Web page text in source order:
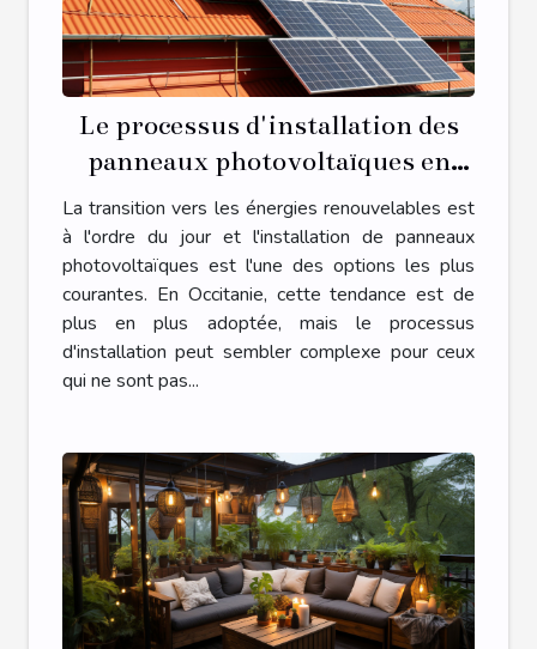
Le processus d'installation des
panneaux photovoltaïques en
Occitanie
La transition vers les énergies renouvelables est
à l'ordre du jour et l'installation de panneaux
photovoltaïques est l'une des options les plus
courantes. En Occitanie, cette tendance est de
plus en plus adoptée, mais le processus
d'installation peut sembler complexe pour ceux
qui ne sont pas...